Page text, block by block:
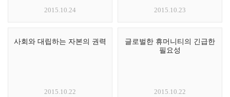
2015.10.24 2015.10.23
사회와 대립하는 자본의 권력
2015.10.22
글로벌한 휴머니티의 긴급한
필요성
2015.10.22